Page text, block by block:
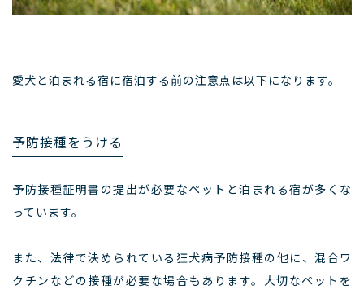
愛犬と泊まれる宿に宿泊する前の注意点は以下になります。
予防接種をうける
予防接種証明書の提出が必要なペットと泊まれる宿が多くな
っています。
また、法律で決められている狂犬病予防接種の他に、混合ワ
クチンなどの接種が必要な場合もあります。大切なペットを